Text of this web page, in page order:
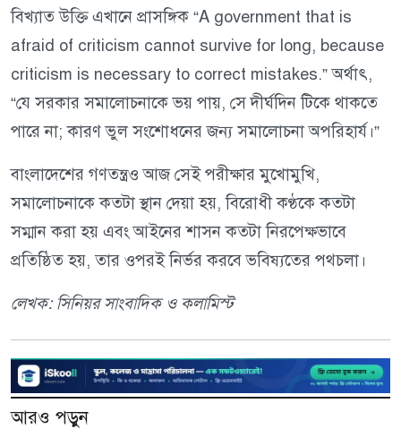
বিখ্যাত উক্তি এখানে প্রাসঙ্গিক “A government that is
afraid of criticism cannot survive for long, because
criticism is necessary to correct mistakes.” অর্থাৎ,
“যে সরকার সমালোচনাকে ভয় পায়, সে দীর্ঘদিন টিকে থাকতে
পারে না; কারণ ভুল সংশোধনের জন্য সমালোচনা অপরিহার্য।”
বাংলাদেশের গণতন্ত্রও আজ সেই পরীক্ষার মুখোমুখি,
সমালোচনাকে কতটা স্থান দেয়া হয়, বিরোধী কণ্ঠকে কতটা
সম্মান করা হয় এবং আইনের শাসন কতটা নিরপেক্ষভাবে
প্রতিষ্ঠিত হয়, তার ওপরই নির্ভর করবে ভবিষ্যতের পথচলা।
লেখক: সিনিয়র সাংবাদিক ও কলামিস্ট
আরও পড়ুন